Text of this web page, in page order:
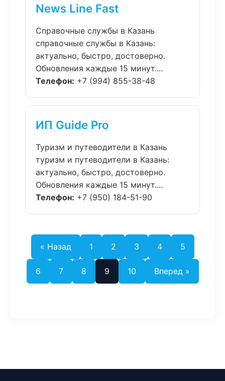
News Line Fast
Справочные службы в Казань
справочные службы в Казань:
актуально, быстро, достоверно.
Обновления каждые 15 минут....
Телефон: +7 (994) 855-38-48
ИП Guide Pro
Туризм и путеводители в Казань
туризм и путеводители в Казань:
актуально, быстро, достоверно.
Обновления каждые 15 минут....
Телефон: +7 (950) 184-51-90
« Назад 1 2 3 4 5
6 7 8 9 10 Вперед »